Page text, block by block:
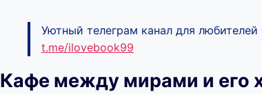
Уютный телеграм канал для
t.me/ilovebook99
Кафе между мирами и его